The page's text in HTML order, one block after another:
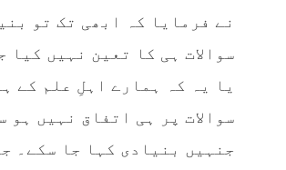
نے فرمایا کہ ابھی تک تو
سوالات ہی کا تعین نہیں کیا
یا یہ کہ ہمارے اہلِ علم کے
سوالات پر ہی اتفاق نہیں ہو
جنہیں بنیادی کہا جا سکے۔